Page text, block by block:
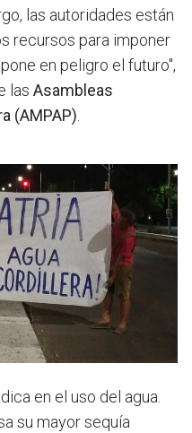
las autoridades están
recursos para imponer
en peligro el futuro",
las Asambleas
(AMPAP)
en el uso del agua.
su mayor sequía